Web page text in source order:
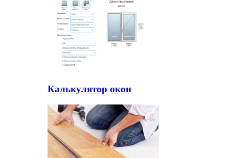
Калькулятор окон